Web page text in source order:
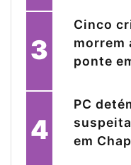
3
Cinco
morrem
ponte
4
PC
em